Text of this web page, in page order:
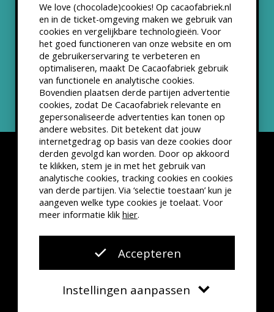
We love (chocolade)cookies! Op cacaofabriek.nl
en in de ticket-omgeving maken we gebruik van
cookies en vergelijkbare technologieën. Voor
het goed functioneren van onze website en om
de gebruikerservaring te verbeteren en
optimaliseren, maakt De Cacaofabriek gebruik
van functionele en analytische cookies.
Bovendien plaatsen derde partijen advertentie
cookies, zodat De Cacaofabriek relevante en
gepersonaliseerde advertenties kan tonen op
andere websites. Dit betekent dat jouw
internetgedrag op basis van deze cookies door
derden gevolgd kan worden. Door op akkoord
te klikken, stem je in met het gebruik van
analytische cookies, tracking cookies en cookies
van derde partijen. Via ‘selectie toestaan’ kun je
aangeven welke type cookies je toelaat. Voor
meer informatie klik hier.
Accepteren
Instellingen aanpassen
Partners & Samenwerkingen
ANBI status
Nieuwsbrief
Disclaimer Privacyverklaring
Kleine lettertjes
VSCD Bezoekersvoorwaarden
Website doorThe Cre8ion.Lab